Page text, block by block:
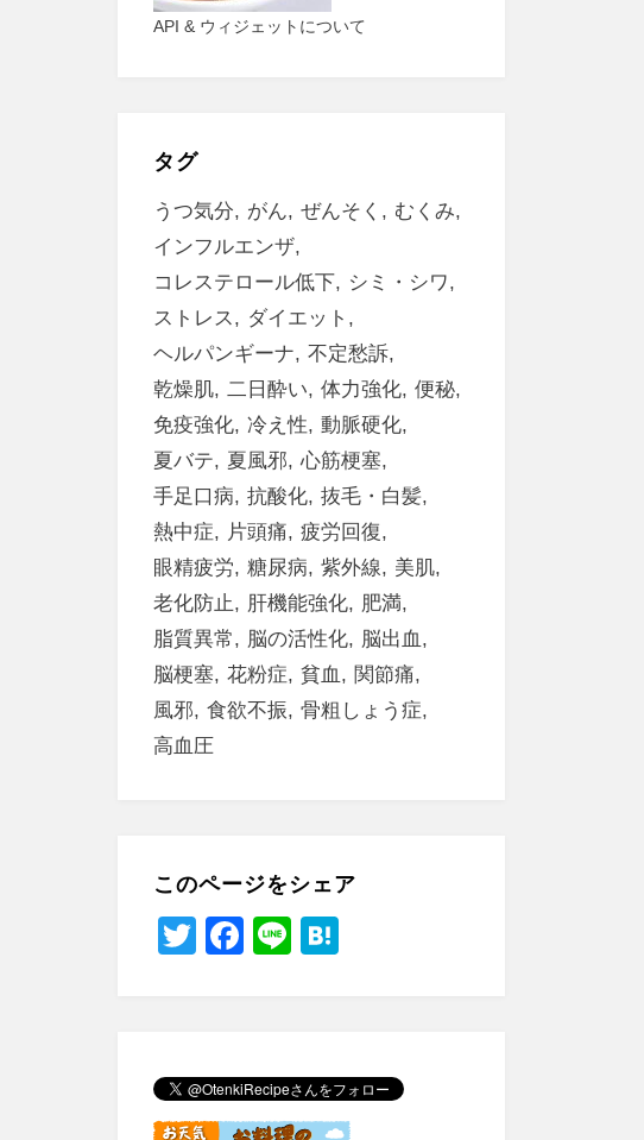
API & ウィジェットについて
タグ
うつ気分 がん ぜんそく
むくみ
インフルエンザ
コレステロール低下
シミ・シワ
ストレス
ダイエット
ヘルパンギーナ
不定愁訴
乾燥肌 二日酔い 体力強化 便秘
免疫強化 冷え性
動脈硬化
夏バテ
夏風邪
心筋梗塞
手足口病
抗酸化 抜毛・白髪
熱中症
片頭痛
疲労回復
眼精疲労
糖尿病 紫外線
美肌
老化防止
肝機能強化
肥満
脂質異常
脳の活性化
脳出血
脳梗塞
花粉症 貧血
関節痛
風邪
食欲不振
骨粗しょう症
高血圧
このページをシェア
T
F
b
o
Li
a